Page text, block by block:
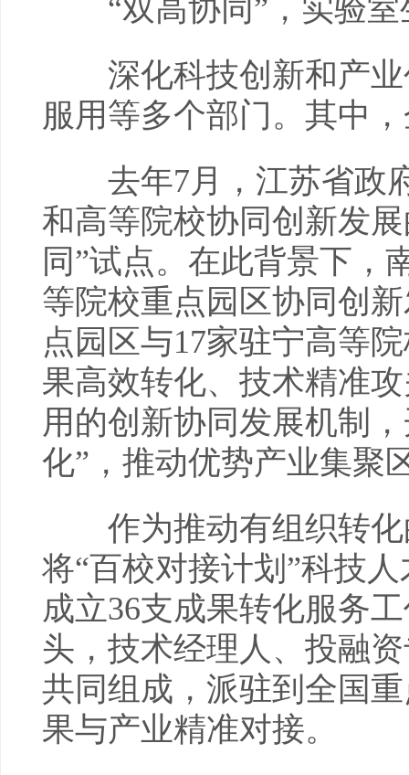
“双高协同”，实验室
深化科技创新和产业
服用等多个部门。其中
去年7月，江苏省政府
和高等院校协同创新发
同”试点。在此背景下，
等院校重点园区协同创
点园区与17家驻宁高等
果高效转化、技术精准
用的创新协同发展机制
化”，推动优势产业集聚
作为推动有组织转化
将“百校对接计划”科技
成立36支成果转化服务
头，技术经理人、投融
共同组成，派驻到全国
果与产业精准对接。